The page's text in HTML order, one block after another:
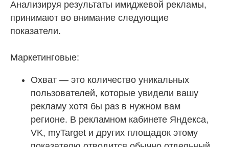
Анализируя результаты имиджевой рекламы,
принимают во внимание следующие
показатели.
Маркетинговые:
Охват — это количество уникальных
пользователей, которые увидели вашу
рекламу хотя бы раз в нужном вам
регионе. В рекламном кабинете Яндекса,
VK, myTarget и других площадок этому